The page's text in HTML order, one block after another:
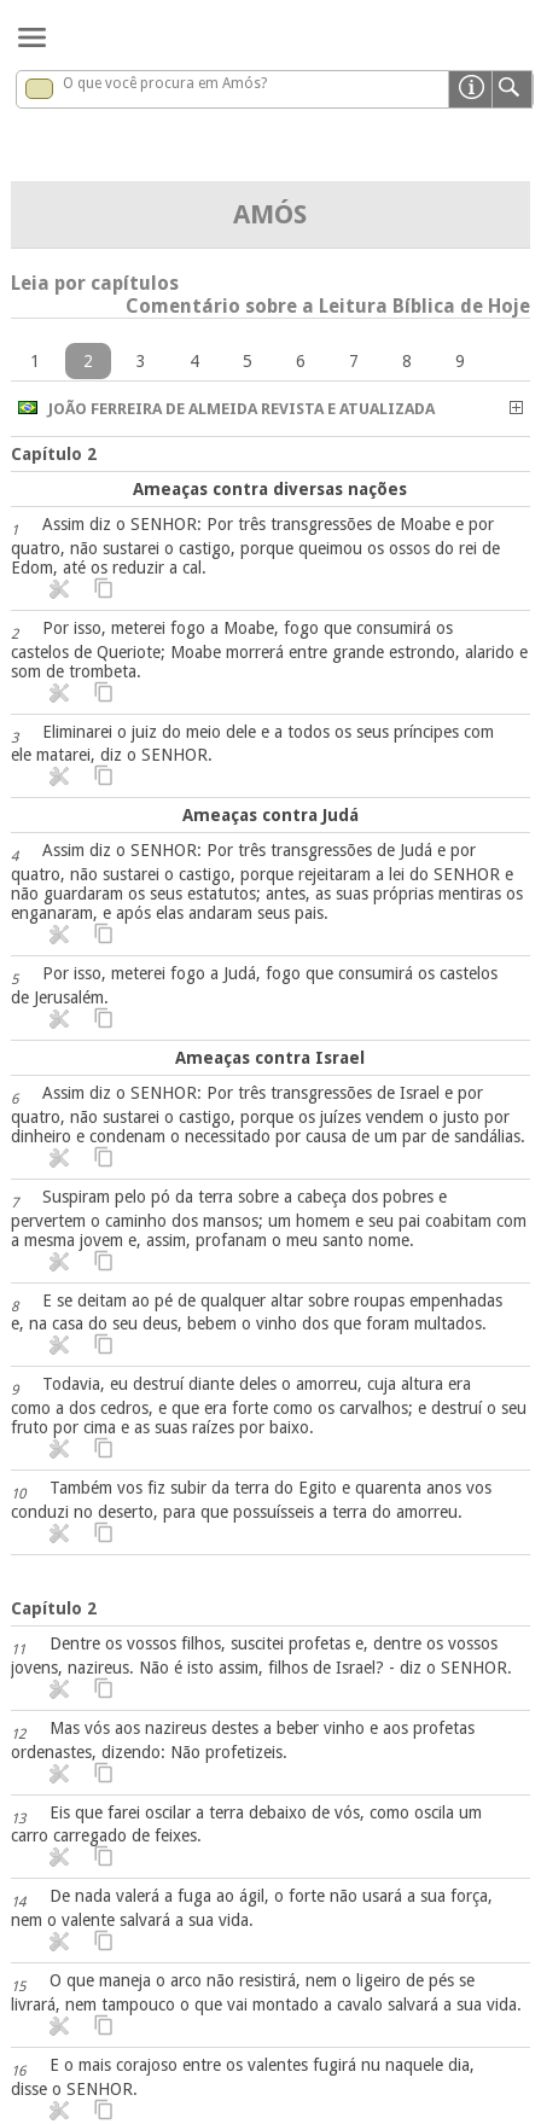
Amós x
O que você procura em Amós?
AMÓS
Leia por capítulos
Comentário sobre a Leitura Bíblica de Hoje
1 2 3 4 5 6 7 8 9
JOÃO FERREIRA DE ALMEIDA REVISTA E ATUALIZADA
Capítulo 2
Ameaças contra diversas nações
1
Assim diz o SENHOR: Por três transgressões de Moabe e por
quatro, não sustarei o castigo, porque queimou os ossos do rei de
Edom, até os reduzir a cal.
2
Por isso, meterei fogo a Moabe, fogo que consumirá os
castelos de Queriote; Moabe morrerá entre grande estrondo, alarido e
som de trombeta.
3
Eliminarei o juiz do meio dele e a todos os seus príncipes com
ele matarei, diz o SENHOR.
Ameaças contra Judá
4
Assim diz o SENHOR: Por três transgressões de Judá e por
quatro, não sustarei o castigo, porque rejeitaram a lei do SENHOR e
não guardaram os seus estatutos; antes, as suas próprias mentiras os
enganaram, e após elas andaram seus pais.
5
Por isso, meterei fogo a Judá, fogo que consumirá os castelos
de Jerusalém.
Ameaças contra Israel
6
Assim diz o SENHOR: Por três transgressões de Israel e por
quatro, não sustarei o castigo, porque os juízes vendem o justo por
dinheiro e condenam o necessitado por causa de um par de sandálias.
7
Suspiram pelo pó da terra sobre a cabeça dos pobres e
pervertem o caminho dos mansos; um homem e seu pai coabitam com
a mesma jovem e, assim, profanam o meu santo nome.
8
E se deitam ao pé de qualquer altar sobre roupas empenhadas
e, na casa do seu deus, bebem o vinho dos que foram multados.
9
Todavia, eu destruí diante deles o amorreu, cuja altura era
como a dos cedros, e que era forte como os carvalhos; e destruí o seu
fruto por cima e as suas raízes por baixo.
10
Também vos fiz subir da terra do Egito e quarenta anos vos
conduzi no deserto, para que possuísseis a terra do amorreu.
Capítulo 2
11
Dentre os vossos filhos, suscitei profetas e, dentre os vossos
jovens, nazireus. Não é isto assim, filhos de Israel? - diz o SENHOR.
12
Mas vós aos nazireus destes a beber vinho e aos profetas
ordenastes, dizendo: Não profetizeis.
13
Eis que farei oscilar a terra debaixo de vós, como oscila um
carro carregado de feixes.
14
De nada valerá a fuga ao ágil, o forte não usará a sua força,
nem o valente salvará a sua vida.
15
O que maneja o arco não resistirá, nem o ligeiro de pés se
livrará, nem tampouco o que vai montado a cavalo salvará a sua vida.
16
E o mais corajoso entre os valentes fugirá nu naquele dia,
disse o SENHOR.